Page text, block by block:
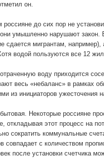
он.
россияне до сих пор не
умышленно нарушают
сдается мигрантам,
водой пользуются все 12
воду приходится
весь «небаланс» в рамках
из инициаторов ужесточения
Некоторые россияне
откладывая этот процесс на
сократить коммунальные
совпадает с количеством
после установки счетчика